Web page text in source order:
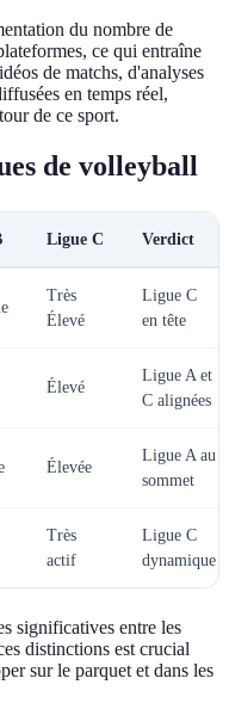
du nombre de
ce qui entraîne
de matchs, d'analyses
en temps réel,
de ce sport.
de volleyball
Ligue C Verdict
Très
Élevé
Ligue C
en tête
Élevé
Ligue A et
C alignées
Élevée
Ligue A au
sommet
Très
actif
Ligue C
dynamique
significatives entre les
distinctions est crucial
sur le parquet et dans les